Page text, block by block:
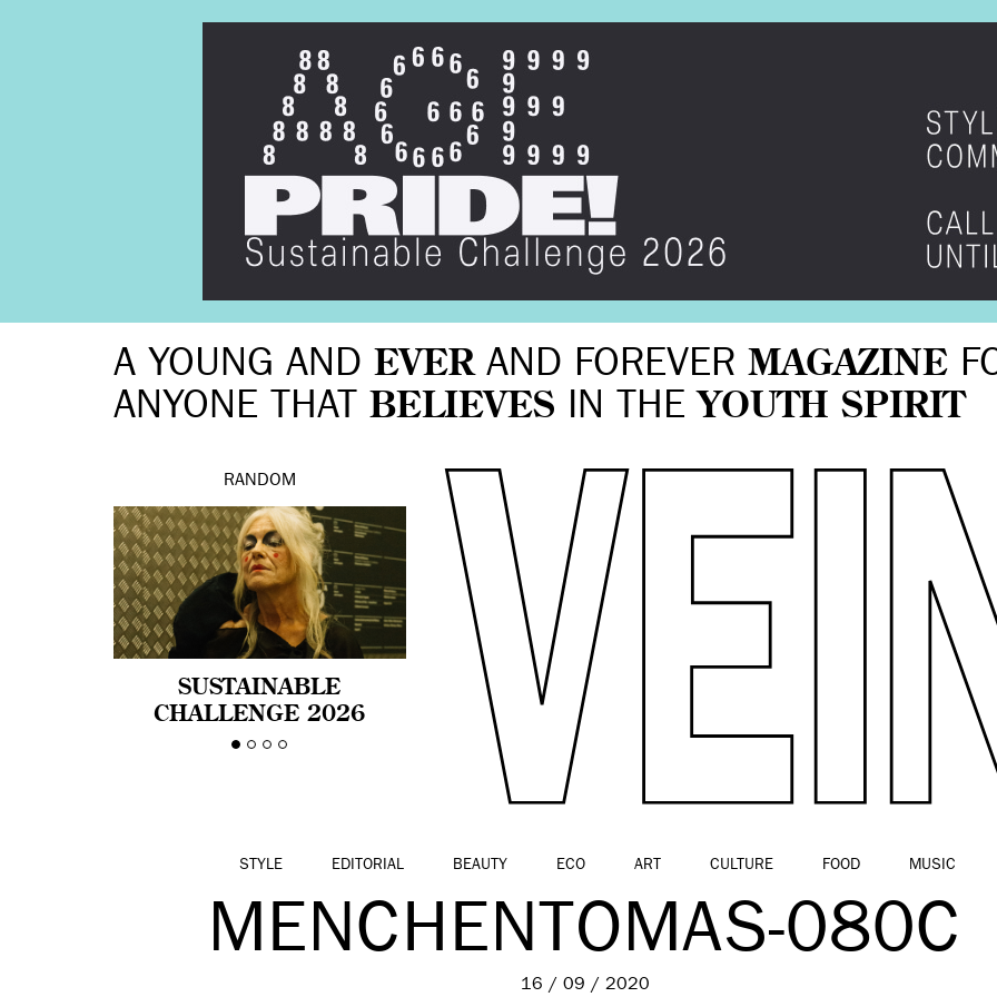
A YOUNG AND EVERAND FOREVER MAGAZINE
ANYONE THAT BELIEVES IN THE YOUTH SPIRIT
RANDOM
SUSTAINABLE
CHALLENGE 2026
CELEBRA LA
STYLE EDITORIAL BEAUTY ECO ART CULTURE FOOD MUSIC
MENCHENTOMAS-080C
16 / 09 / 2020